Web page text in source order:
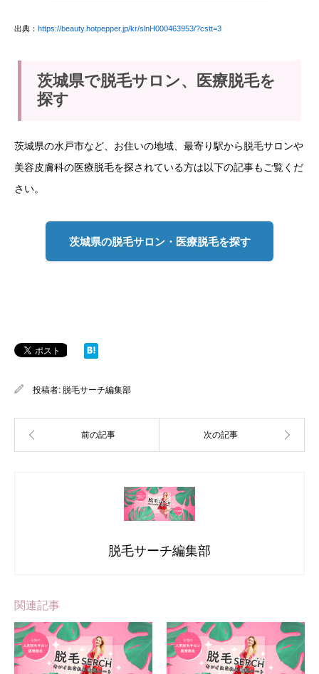
出典： https://beauty.hotpepper.jp/kr/slnH000463953/?cstt=3
茨城県で脱毛サロン、医療脱毛を
探す
茨城県の水戸市など、お住いの地域、最寄り駅から脱毛サロンや
美容皮膚科の医療脱毛を探されている方は以下の記事もご覧くだ
さい。
茨城県の脱毛サロン・医療脱毛を探す
投稿者: 脱毛サーチ編集部
脱毛サーチ編集部
関連記事